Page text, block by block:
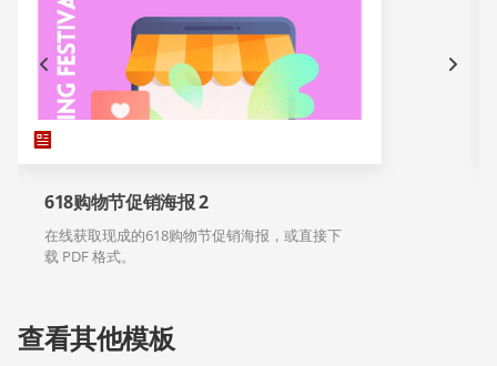
618购物节促销海报 2
在线获取现成的618购物节促销海报，或直接下
载 PDF 格式。
查看其他模板